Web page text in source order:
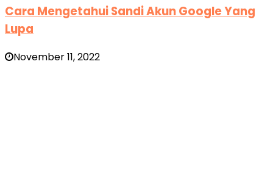
Cara Mengetahui Sandi Akun Google Yang
Lupa
November 11, 2022